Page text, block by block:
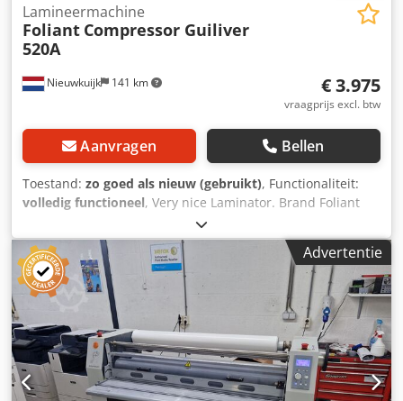
Nieuwkuijk 141 km
Lamineermachine
Foliant Compressor Guiliver
520A
€ 3.975
vraagprijs excl. btw
Aanvragen Bellen
Toestand: zo goed als nieuw (gebruikt), Functionaliteit:
volledig functioneel, Very nice Laminator. Brand Foliant
Compressor type 520A. With Jogger. Automatic vacuüm
belt feeder and Pneumatic pressure main rollers. Voltage
230 volts. Of course you are welcome to test this machine
with us. We can arrange the transport/packaging for you
and load it into a truck or container. Chsdpfxsxxxuhe Abtoa
Ask for a price including transport (location the
Netherlands). If you would like to purchase that machine
now? Please send your company details and your VAT
number. We will then send you a Proforma invoice.
Regards Henk Hoos.
Advertentie